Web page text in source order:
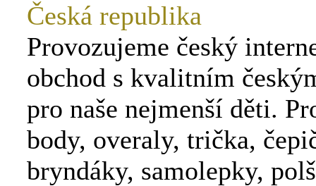
Česká republika
Provozujeme český
obchod s kvalitním
pro naše nejmenší děti.
body, overaly, trička,
bryndáky, samolepky,